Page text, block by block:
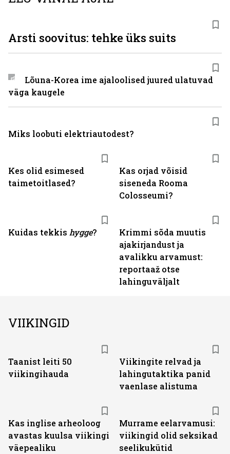
Kes olid esimesed
taimetoitlased?
Kas orjad võisid
siseneda Rooma
Colosseumi?
Kuidas tekkis hygge?
Krimmi sõda muutis
ajakirjandust ja
avalikku arvamust:
reportaaž otse
lahinguväljalt
Arsti soovitus: tehke üks suits
Lõuna-Korea ime ajaloolised juured ulatuvad
väga kaugele
Miks loobuti elektriautodest?
VIIKINGID
Taanist leiti 50
viikingihauda
Viikingite relvad ja
lahingutaktika panid
vaenlase alistuma
Kas inglise arheoloog
avastas kuulsa viikingi
väepealiku
Murrame eelarvamusi:
viikingid olid seksikad
seelikukütid